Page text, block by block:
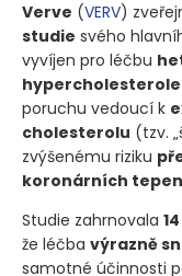
Verve (VERV)
studie svého
vyvíjen pro léčbu
poruchu vedoucí k
cholesterolu (tzv.
zvýšenému riziku
koronárních tepen
Studie zahrnovala
že léčba výrazně
samotné účinnosti